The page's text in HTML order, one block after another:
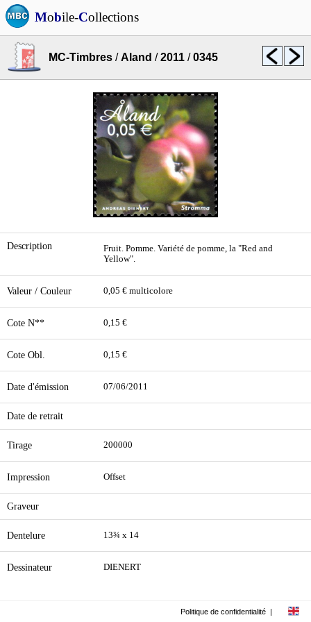
Mobile-Collections
MC-Timbres /Aland /2011 /0345
Description
Fruit. Pomme. Variété de pomme, la "Red and
Yellow".
Valeur / Couleur 0,05 € multicolore
Cote N** 0,15 €
Cote Obl. 0,15 €
Date d'émission 07/06/2011
Date de retrait
Tirage 200000
Impression Offset
Graveur
Dentelure 13¾ x 14
Dessinateur DIENERT
Politique de confidentialité |